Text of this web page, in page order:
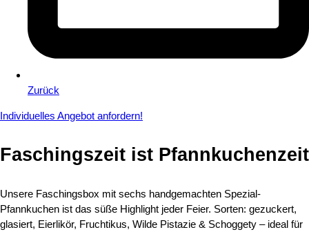
Zurück
Individuelles Angebot anfordern!
Faschingszeit ist Pfannkuchenzeit​
Unsere Faschingsbox mit sechs handgemachten Spezial-
Pfannkuchen ist das süße Highlight jeder Feier. Sorten: gezuckert,
glasiert, Eierlikör, Fruchtikus, Wilde Pistazie & Schoggety – ideal für